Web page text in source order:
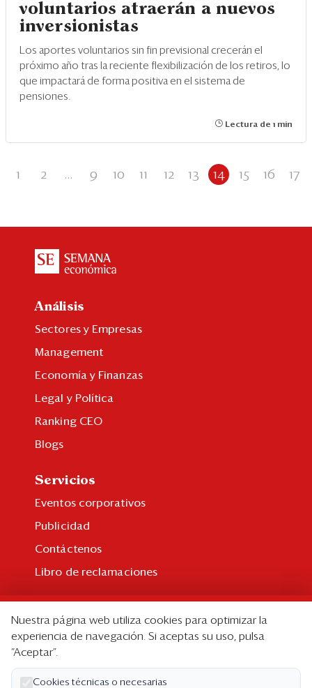
voluntarios atraerán a nuevos
inversionistas
Los aportes voluntarios sin fin previsional crecerán el
próximo año tras la reciente flexibilización de los retiros, lo
que impactará de forma positiva en el sistema de
pensiones.
Lectura de 1 min
1 2 ... 9 10 11 12 13 14 15 16 17
Análisis
Sectores y Empresas
Management
Economía y Finanzas
Legal y Política
Ranking CEO
Blogs
Servicios
Eventos corporativos
Publicidad
Contáctenos
Libro de reclamaciones
Suscripción individual
Paquetes corporativos
Edición Impresa
Nuestra página web utiliza cookies para optimizar la
experiencia de navegación. Si aceptas su uso, pulsa
“Aceptar”.
Cookies técnicas o necesarias